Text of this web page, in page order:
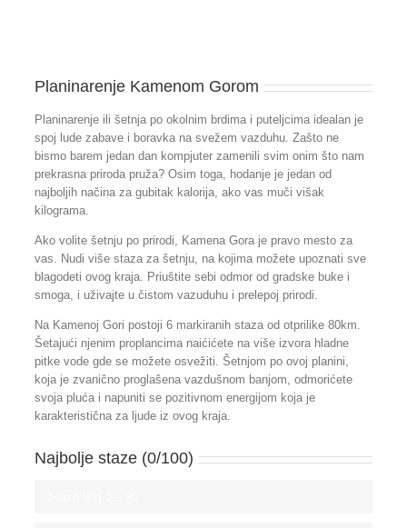
Planinarenje Kamenom Gorom
Planinarenje ili šetnja po okolnim brdima i puteljcima idealan je
spoj lude zabave i boravka na svežem vazduhu. Zašto ne
bismo barem jedan dan kompjuter zamenili svim onim što nam
prekrasna priroda pruža? Osim toga, hodanje je jedan od
najboljih načina za gubitak kalorija, ako vas muči višak
kilograma.
Ako volite šetnju po prirodi, Kamena Gora je pravo mesto za
vas. Nudi više staza za šetnju, na kojima možete upoznati sve
blagodeti ovog kraja. Priuštite sebi odmor od gradske buke i
smoga, i uživajte u čistom vazuduhu i prelepoj prirodi.
Na Kamenoj Gori postoji 6 markiranih staza od otprilike 80km.
Šetajući njenim proplancima naićićete na više izvora hladne
pitke vode gde se možete osvežiti. Šetnjom po ovoj planini,
koja je zvanično proglašena vazdušnom banjom, odmorićete
svoja pluća i napuniti se pozitivnom energijom koja je
karakteristična za ljude iz ovog kraja.
Najbolje staze (0/100)